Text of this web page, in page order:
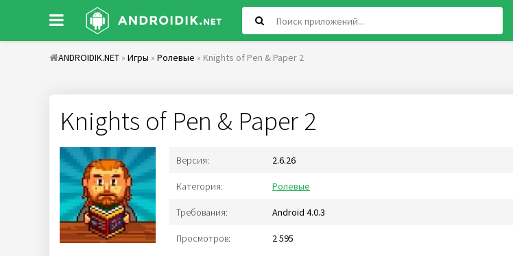
ANDROIDIK.NET » Игры » Ролевые » Knights of Pen & Paper 2
Knights of Pen & Paper 2
Версия: 2.6.26
Категория: Ролевые
Требования: Android 4.0.3
Просмотров: 2 595